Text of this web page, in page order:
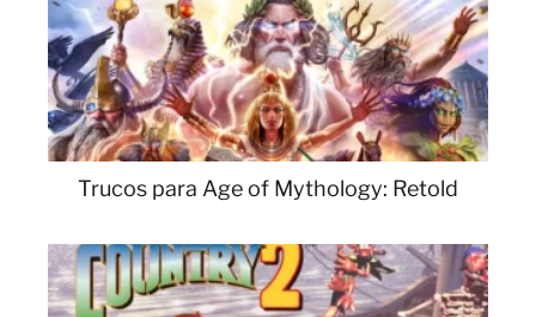
Trucos para Age of Mythology: Retold